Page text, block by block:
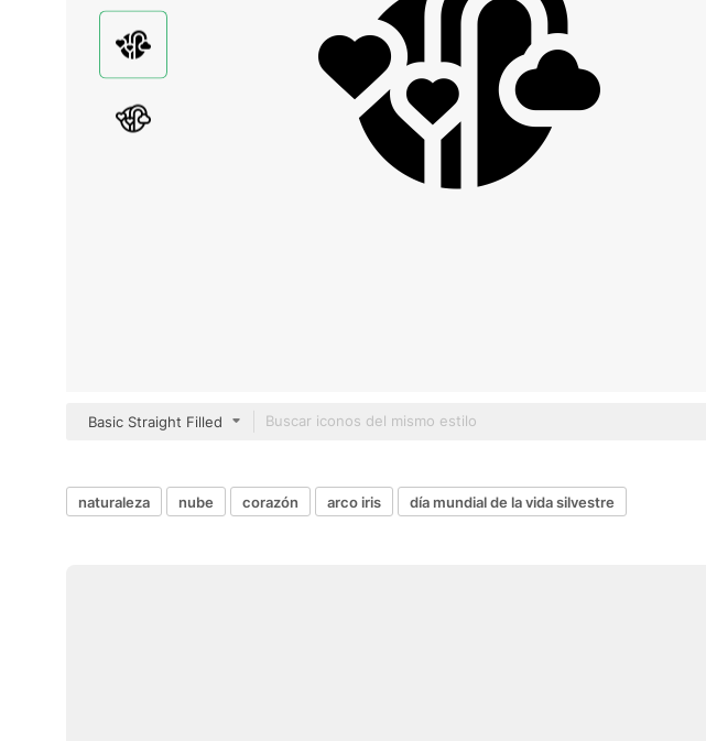
Basic Straight Filled
naturaleza nube corazón arco iris día mundial de la vida silvestre